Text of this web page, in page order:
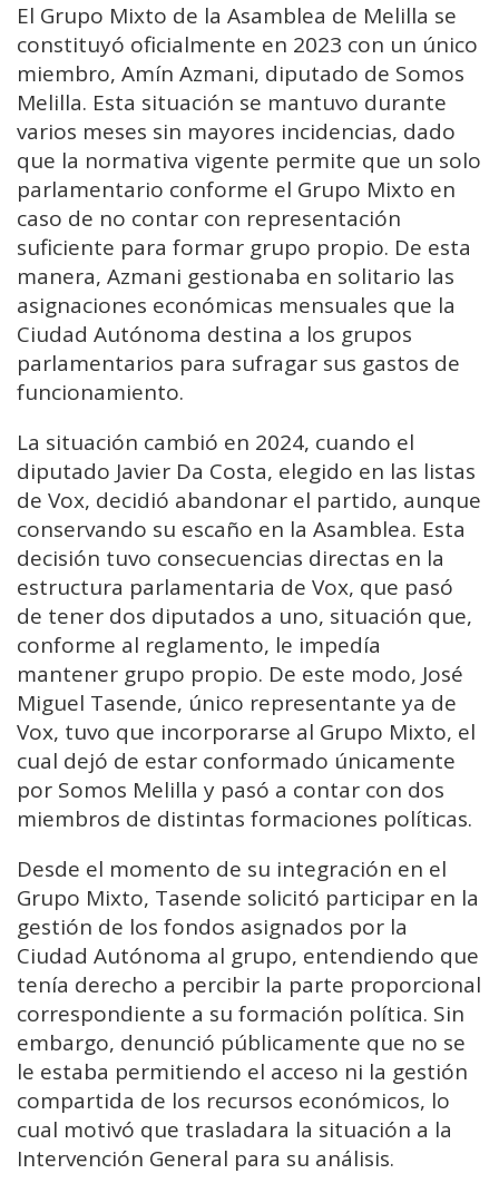
El Grupo Mixto de la Asamblea de Melilla se
constituyó oficialmente en 2023 con un único
miembro, Amín Azmani, diputado de Somos
Melilla. Esta situación se mantuvo durante
varios meses sin mayores incidencias, dado
que la normativa vigente permite que un solo
parlamentario conforme el Grupo Mixto en
caso de no contar con representación
suficiente para formar grupo propio. De esta
manera, Azmani gestionaba en solitario las
asignaciones económicas mensuales que la
Ciudad Autónoma destina a los grupos
parlamentarios para sufragar sus gastos de
funcionamiento.
La situación cambió en 2024, cuando el
diputado Javier Da Costa, elegido en las listas
de Vox, decidió abandonar el partido, aunque
conservando su escaño en la Asamblea. Esta
decisión tuvo consecuencias directas en la
estructura parlamentaria de Vox, que pasó
de tener dos diputados a uno, situación que,
conforme al reglamento, le impedía
mantener grupo propio. De este modo, José
Miguel Tasende, único representante ya de
Vox, tuvo que incorporarse al Grupo Mixto, el
cual dejó de estar conformado únicamente
por Somos Melilla y pasó a contar con dos
miembros de distintas formaciones políticas.
Desde el momento de su integración en el
Grupo Mixto, Tasende solicitó participar en la
gestión de los fondos asignados por la
Ciudad Autónoma al grupo, entendiendo que
tenía derecho a percibir la parte proporcional
correspondiente a su formación política. Sin
embargo, denunció públicamente que no se
le estaba permitiendo el acceso ni la gestión
compartida de los recursos económicos, lo
cual motivó que trasladara la situación a la
Intervención General para su análisis.